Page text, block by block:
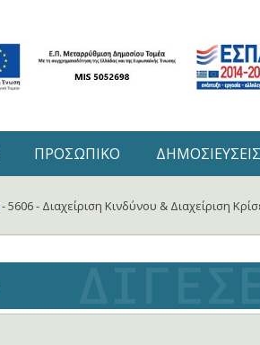
ΠΡΟΣΩΠΙΚΟ ΔΗΜΟΣΙΕΥΣΕΙΣ
5606 - Διαχείριση Κινδύνου & Διαχείριση